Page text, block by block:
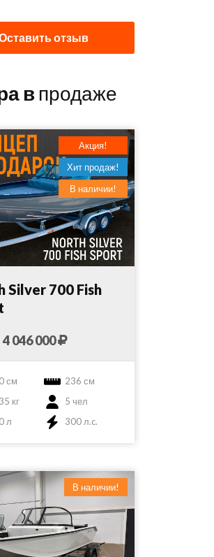
отзыв
в продаже
Акция!
Хит продаж!
В наличии!
Silver 700 Fish
046 000
см
236 см
кг
5 чел
л
300 л.c.
В наличии!